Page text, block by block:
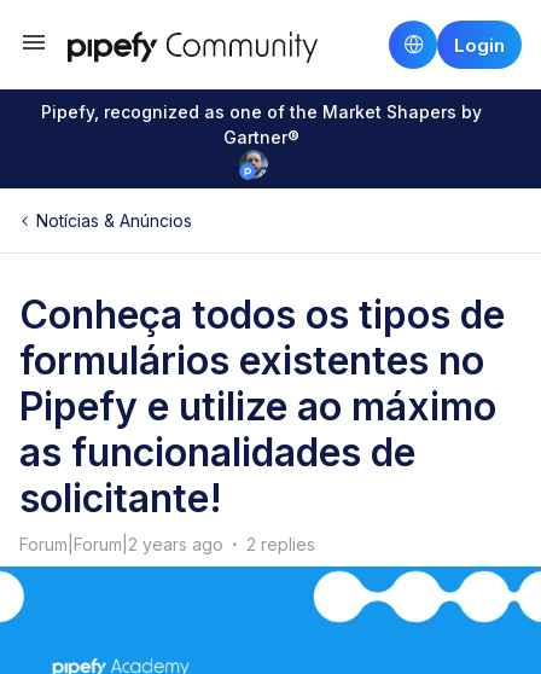
Login
Pipefy, recognized as one of the Market Shapers by
Gartner®
Notícias & Anúncios
Conheça todos os tipos de
formulários existentes no
Pipefy e utilize ao máximo
as funcionalidades de
solicitante!
Forum|Forum|2 years ago 2 replies